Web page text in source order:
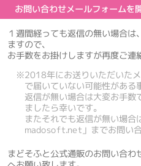
お問い合わせメールフォームを
１週間経っても返信の無い場合
ますので、
お手数をお掛けしますが再度ご連
※2018年にお送りいただいた
で届いていない可能性がある
返信が無い場合は大変お手
ましたら幸いです。
またそれでも返信が無い場
madosoft.net」までお問い合
まどそふと公式通販のお問い合わ